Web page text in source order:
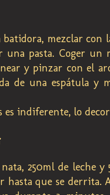
mezclar
una pasta. Coger un
y pinzar con el
de una espátula y
es indiferente, lo
250ml de leche
hasta que se derrita.